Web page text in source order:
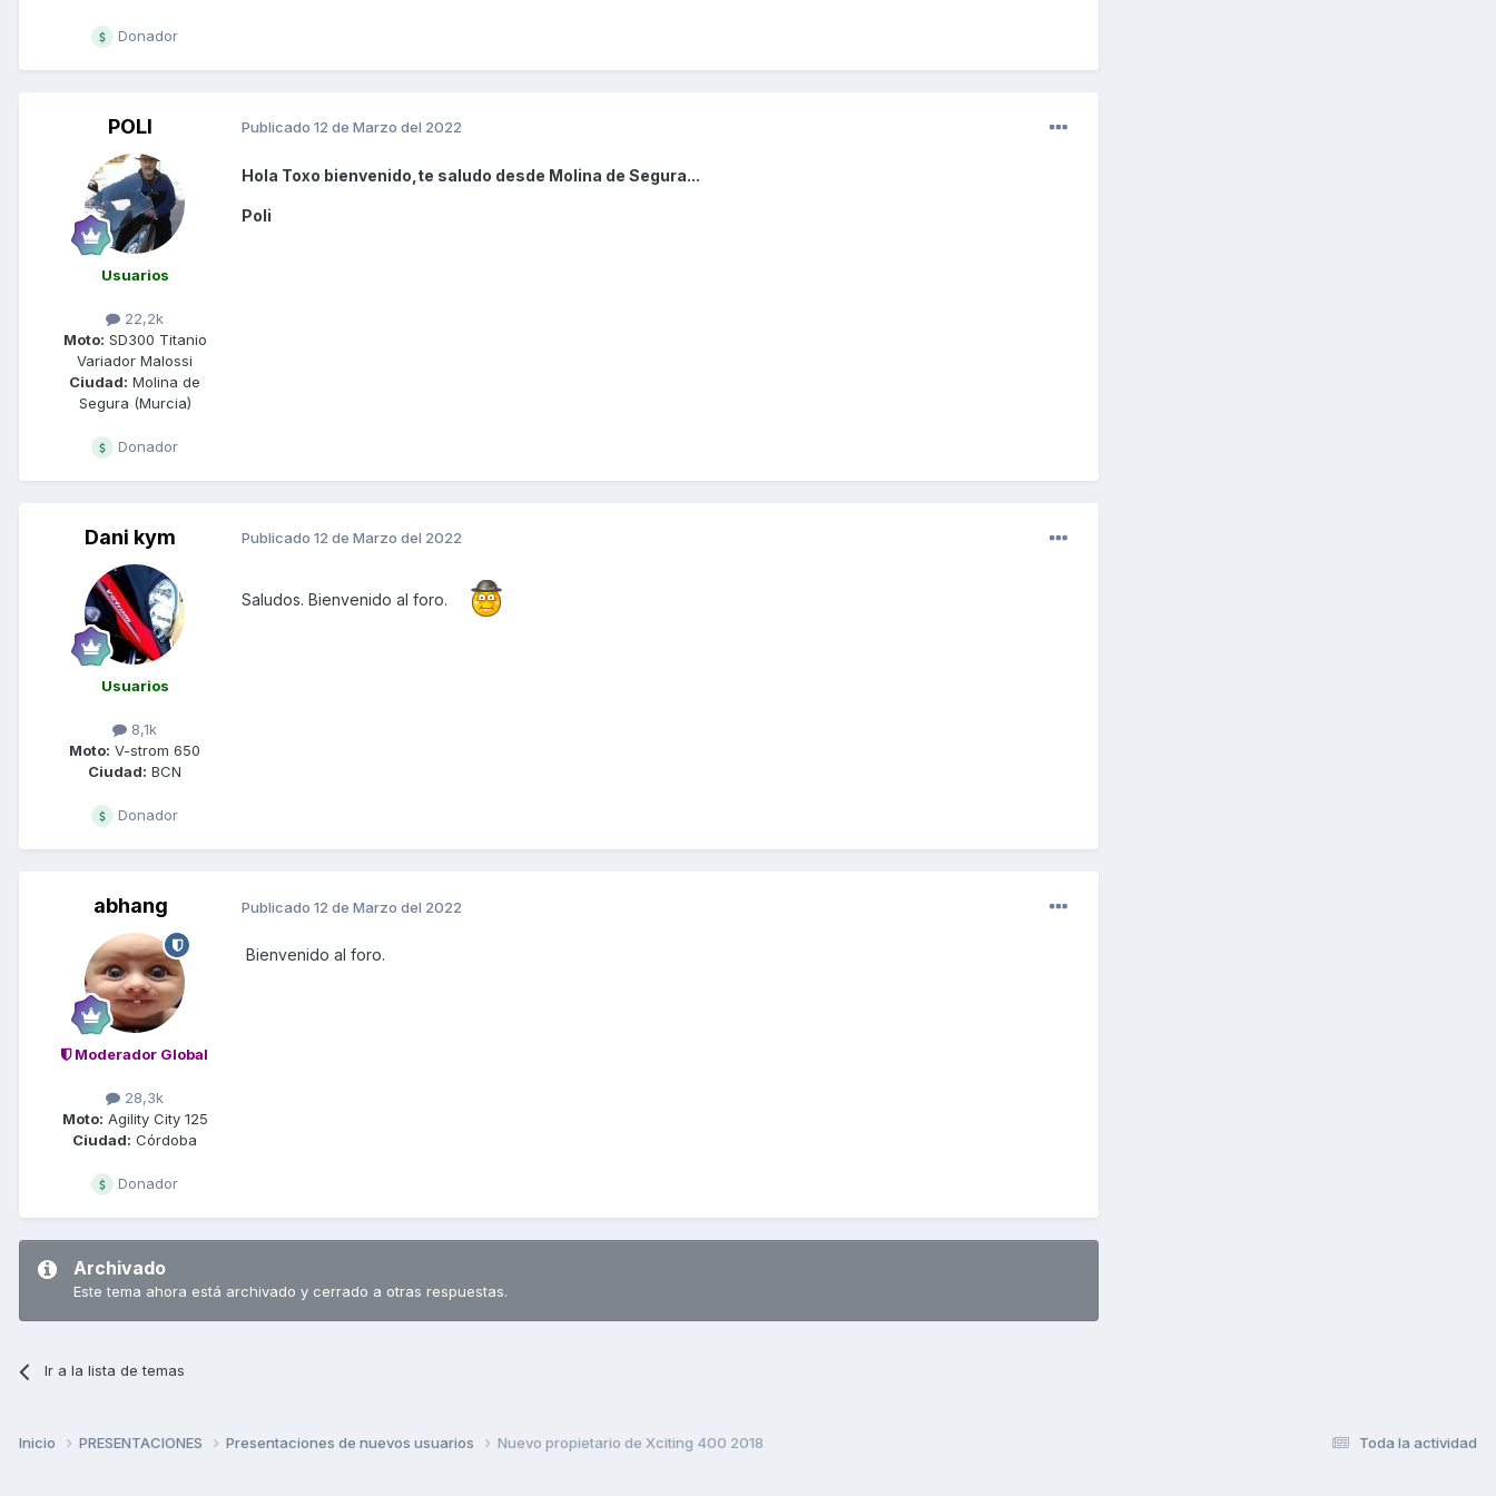
Donador
POLI
Usuarios
22,2k
Moto: SD300 Titanio
Variador Malossi
Ciudad: Molina de
Segura (Murcia)
Donador
Publicado 12 de Marzo del 2022
Hola Toxo bienvenido,te saludo desde Molina de Segura...
Poli
Dani kym
Usuarios
8,1k
Moto: V-strom 650
Ciudad: BCN
Donador
Publicado 12 de Marzo del 2022
Saludos. Bienvenido al foro.
abhang
Moderador Global
28,3k
Moto: Agility City 125
Ciudad: Córdoba
Donador
Publicado 12 de Marzo del 2022
Bienvenido al foro.
Archivado
Este tema ahora está archivado y cerrado a otras respuestas.
Ir a la lista de temas
Toda la actividad
Inicio PRESENTACIONES Presentaciones de nuevos usuarios Nuevo propietario de Xciting 400 2018